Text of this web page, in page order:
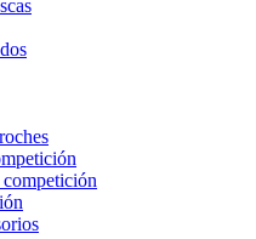
competición